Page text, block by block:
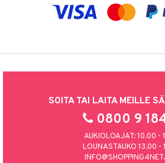
SOITA TAI LAITA MEILLE
0800 9
AUKIOLOAJAT: 10.00 -
LOUNASTAUKO 13.00 -